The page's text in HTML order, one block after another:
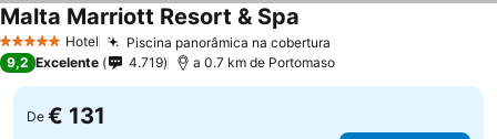
5 Estrelas Hotel Piscina panorâmica na cobertura
Malta Marriott Resort & Spa
9,2 Excelente 4.719 a 0.7 km de Portomaso
De € 131